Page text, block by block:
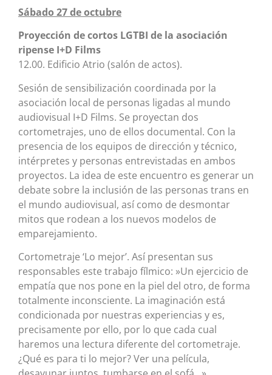
Sábado 27 de octubre
Proyección de cortos LGTBI de la asociación
ripense I+D Films
12.00. Edificio Atrio (salón de actos).
Sesión de sensibilización coordinada por la
asociación local de personas ligadas al mundo
audiovisual I+D Films. Se proyectan dos
cortometrajes, uno de ellos documental. Con la
presencia de los equipos de dirección y técnico,
intérpretes y personas entrevistadas en ambos
proyectos. La idea de este encuentro es generar un
debate sobre la inclusión de las personas trans en
el mundo audiovisual, así como de desmontar
mitos que rodean a los nuevos modelos de
emparejamiento.
Cortometraje ‘Lo mejor’. Así presentan sus
responsables este trabajo fílmico: »Un ejercicio de
empatía que nos pone en la piel del otro, de forma
totalmente inconsciente. La imaginación está
condicionada por nuestras experiencias y es,
precisamente por ello, por lo que cada cual
haremos una lectura diferente del cortometraje.
¿Qué es para ti lo mejor? Ver una película,